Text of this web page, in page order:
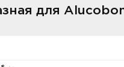
для